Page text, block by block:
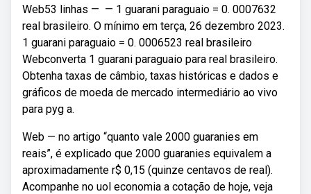
Web53 linhas — — 1 guarani paraguaio = 0. 0007632
real brasileiro. O mínimo em terça, 26 dezembro 2023.
1 guarani paraguaio = 0. 0006523 real brasileiro
Webconverta 1 guarani paraguaio para real brasileiro.
Obtenha taxas de câmbio, taxas históricas e dados e
gráficos de moeda de mercado intermediário ao vivo
para pyg a.
Web — no artigo “quanto vale 2000 guaranies em
reais”, é explicado que 2000 guaranies equivalem a
aproximadamente r$ 0,15 (quinze centavos de real).
Acompanhe no uol economia a cotação de hoje, veja